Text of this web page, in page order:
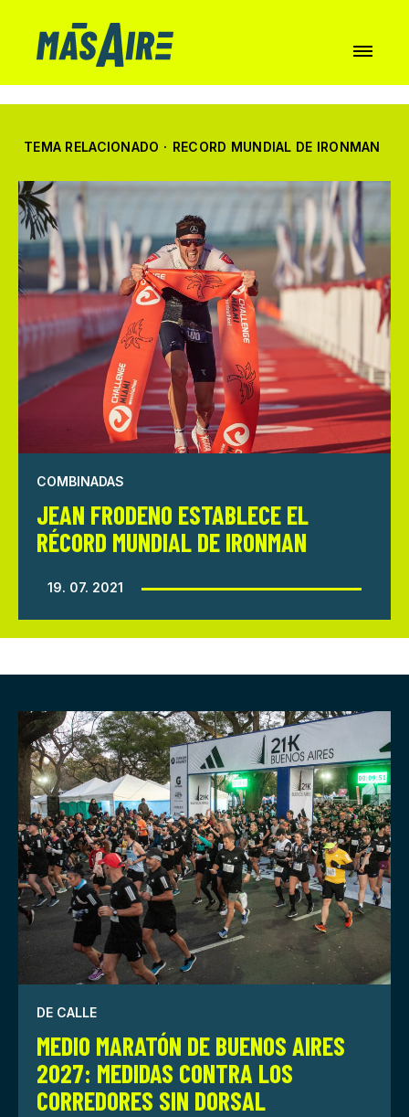
TEMA RELACIONADO · RECORD MUNDIAL DE IRONMAN
COMBINADAS
JEAN FRODENO ESTABLECE EL
RÉCORD MUNDIAL DE IRONMAN
19. 07. 2021
DE CALLE
MEDIO MARATÓN DE BUENOS AIRES
2027: MEDIDAS CONTRA LOS
CORREDORES SIN DORSAL